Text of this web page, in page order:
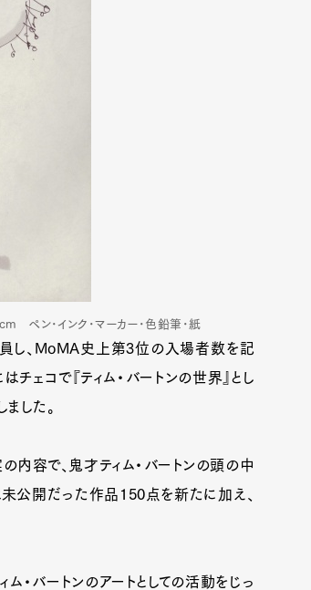
ペン･インク･マーカー･色鉛筆･紙
し、MoMA史上第3位の入場者数を記
ェコで『ティム・バートンの世界』とし
した。
内容で、鬼才ティム・バートンの頭の中
未公開だった作品150点を新たに加え、
ィム・バートンのアートとしての活動をじっ